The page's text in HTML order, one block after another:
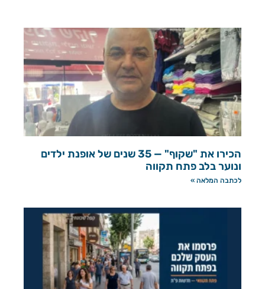
הכירו את "שקוף" — 35 שנים של אופנת ילדים
ונוער בלב פתח תקווה
לכתבה המלאה »